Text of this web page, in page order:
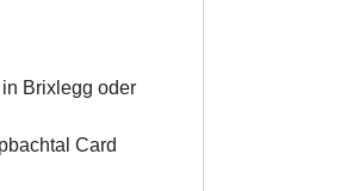
Brixlegg oder
Card